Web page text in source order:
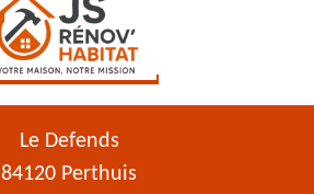
Le Defends
84120 Perthuis